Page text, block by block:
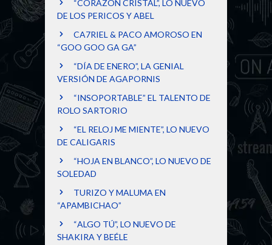
“CORAZÓN CRISTAL”, LO NUEVO
DE LOS PERICOS Y ABEL
CA7RIEL & PACO AMOROSO EN
“GOO GOO GA GA”
“DÍA DE ENERO”, LA GENIAL
VERSIÓN DE AGAPORNIS
“INSOPORTABLE” EL TALENTO DE
ROLO SARTORIO
“EL RELOJ ME MIENTE”, LO NUEVO
DE CALIGARIS
“HOJA EN BLANCO”, LO NUEVO DE
SOLEDAD
TURIZO Y MALUMA EN
“APAMBICHAO”
“ALGO TÚ”, LO NUEVO DE
SHAKIRA Y BEÉLE